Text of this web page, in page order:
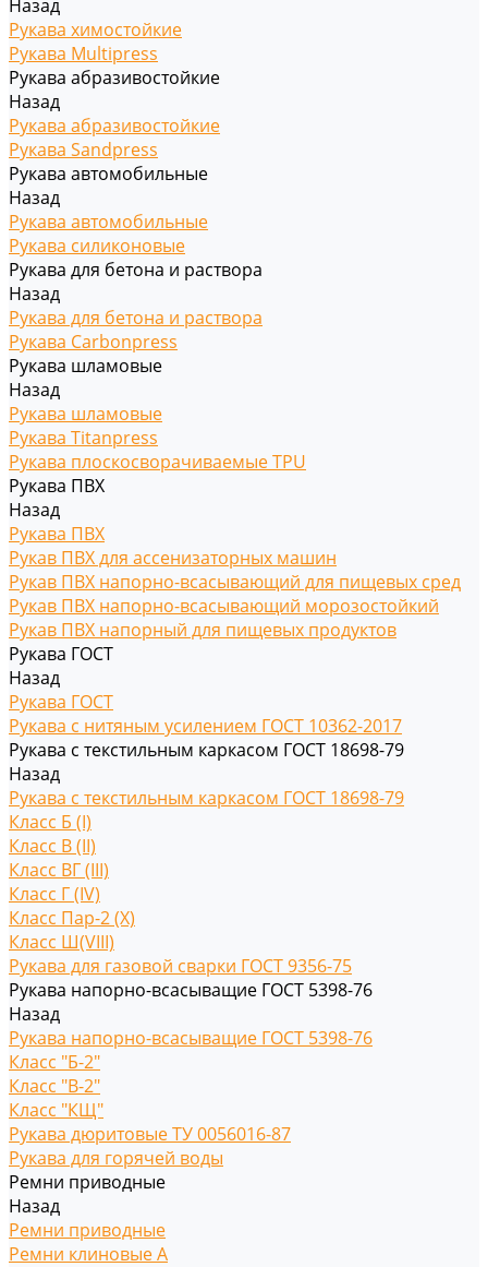
Назад
Рукава химостойкие
Рукава Multipress
Рукава абразивостойкие
Назад
Рукава абразивостойкие
Рукава Sandpress
Рукава автомобильные
Назад
Рукава автомобильные
Рукава силиконовые
Рукава для бетона и раствора
Назад
Рукава для бетона и раствора
Рукава Carbonpress
Рукава шламовые
Назад
Рукава шламовые
Рукава Titanpress
Рукава плоскосворачиваемые TPU
Рукава ПВХ
Назад
Рукава ПВХ
Рукав ПВХ для ассенизаторных машин
Рукав ПВХ напорно-всасывающий для пищевых сред
Рукав ПВХ напорно-всасывающий морозостойкий
Рукав ПВХ напорный для пищевых продуктов
Рукава ГОСТ
Назад
Рукава ГОСТ
Рукава с нитяным усилением ГОСТ 10362-2017
Рукава с текстильным каркасом ГОСТ 18698-79
Назад
Рукава с текстильным каркасом ГОСТ 18698-79
Класс Б (I)
Класс В (II)
Класс ВГ (III)
Класс Г (IV)
Класс Пар-2 (X)
Класс Ш(VIII)
Рукава для газовой сварки ГОСТ 9356-75
Рукава напорно-всасыващие ГОСТ 5398-76
Назад
Рукава напорно-всасыващие ГОСТ 5398-76
Класс "Б-2"
Класс "В-2"
Класс "КЩ"
Рукава дюритовые ТУ 0056016-87
Рукава для горячей воды
Ремни приводные
Назад
Ремни приводные
Ремни клиновые A